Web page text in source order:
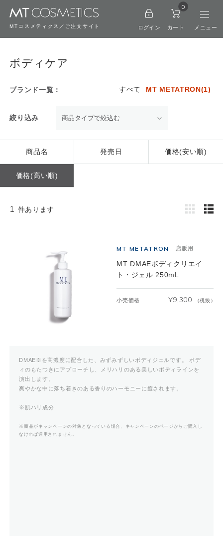
MTコスメティクス／ご注文サイト ログイン カート
0
ボディケア
ブランド一覧： すべて MT METATRON(1)
絞り込み
商品名 発売日 価格(安い順)
価格(高い順)
1 件あります
MT METATRON 店販用
MT DMAEボディクリエイ
ト・ジェル 250mL
小売価格 ¥9,300 （税抜）
DMAE※を高濃度に配合した、みずみずしいボディジェルです。 ボデ
ィのもたつきにアプローチし、メリハリのある美しいボディラインを
演出します。
爽やかな中に落ち着きのある香りのハーモニーに癒されます。
※肌ハリ成分
※商品がキャンペーンの対象となっている場合、キャンペーンのページからご購入し
なければ適用されません。